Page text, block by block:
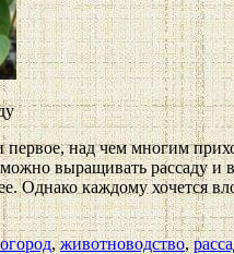
первое, над чем многим
выращивать рассаду и
Однако каждому хочется
,животноводство,